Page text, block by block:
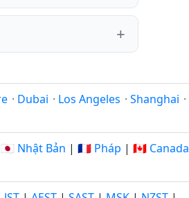
· Dubai · Los Angeles · Shanghai ·
🇯🇵 Nhật Bản | 🇫🇷 Pháp | 🇨🇦 Canada